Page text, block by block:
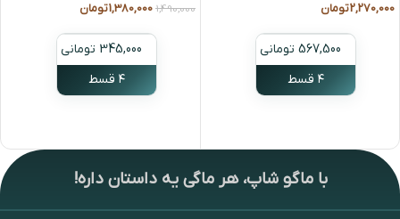
2,270,000تومان
567,500 تومانی
۴ قسط
1,490,000
1,380,000تومان
345,000 تومانی
۴ قسط
با ماگو شاپ، هر ماگی یه داستان داره!